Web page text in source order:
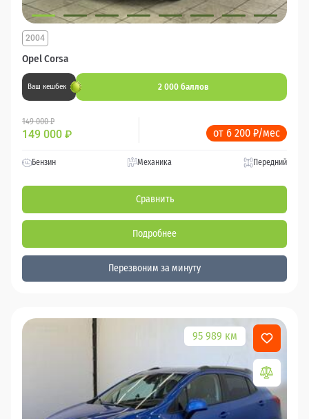
Opel Corsa
2004
Ваш кешбек 2 000 баллов
149 000 ₽
149 000 ₽ от 6 200 ₽/мес
Бензин Механика Передний
Сравнить
Подробнее
Перезвоним за минуту
95 989 км